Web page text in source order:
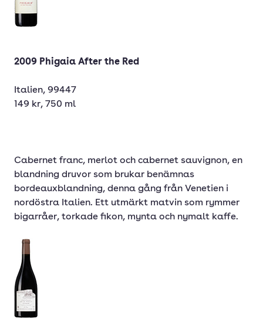
2009 Phigaia After the Red
Italien, 99447
149 kr, 750 ml
Cabernet franc, merlot och cabernet sauvignon, en
blandning druvor som brukar benämnas
bordeauxblandning, denna gång från Venetien i
nordöstra Italien. Ett utmärkt matvin som rymmer
bigarråer, torkade fikon, mynta och nymalt kaffe.